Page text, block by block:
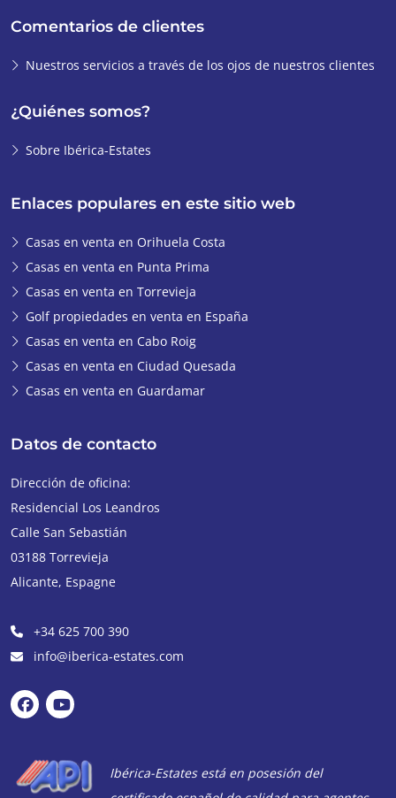
Enlaces populares en este sitio web
Casas en venta en Orihuela Costa
Casas en venta en Punta Prima
Casas en venta en Torrevieja
Golf propiedades en venta en España
Casas en venta en Cabo Roig
Casas en venta en Ciudad Quesada
Casas en venta en Guardamar
Comentarios de clientes
Nuestros servicios a través de los ojos de nuestros clientes
¿Quiénes somos?
Sobre Ibérica-Estates
Datos de contacto
Dirección de oficina:
Residencial Los Leandros
Calle San Sebastián
03188 Torrevieja
Alicante, Espagne
+34 625 700 390
info@iberica-estates.com
Ibérica-Estates está en posesión del